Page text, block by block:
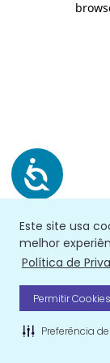
Este site usa
melhor
Política de
Permitir Cookies
Preferência